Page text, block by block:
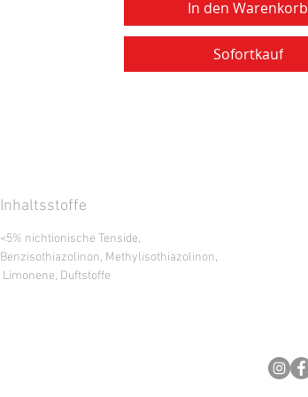
In den Warenkorb
Sofortkauf
Inhaltsstoffe
<5% nichtionische Tenside,
Benzisothiazolinon, Methylisothiazolinon,
Limonene, Duftstoffe